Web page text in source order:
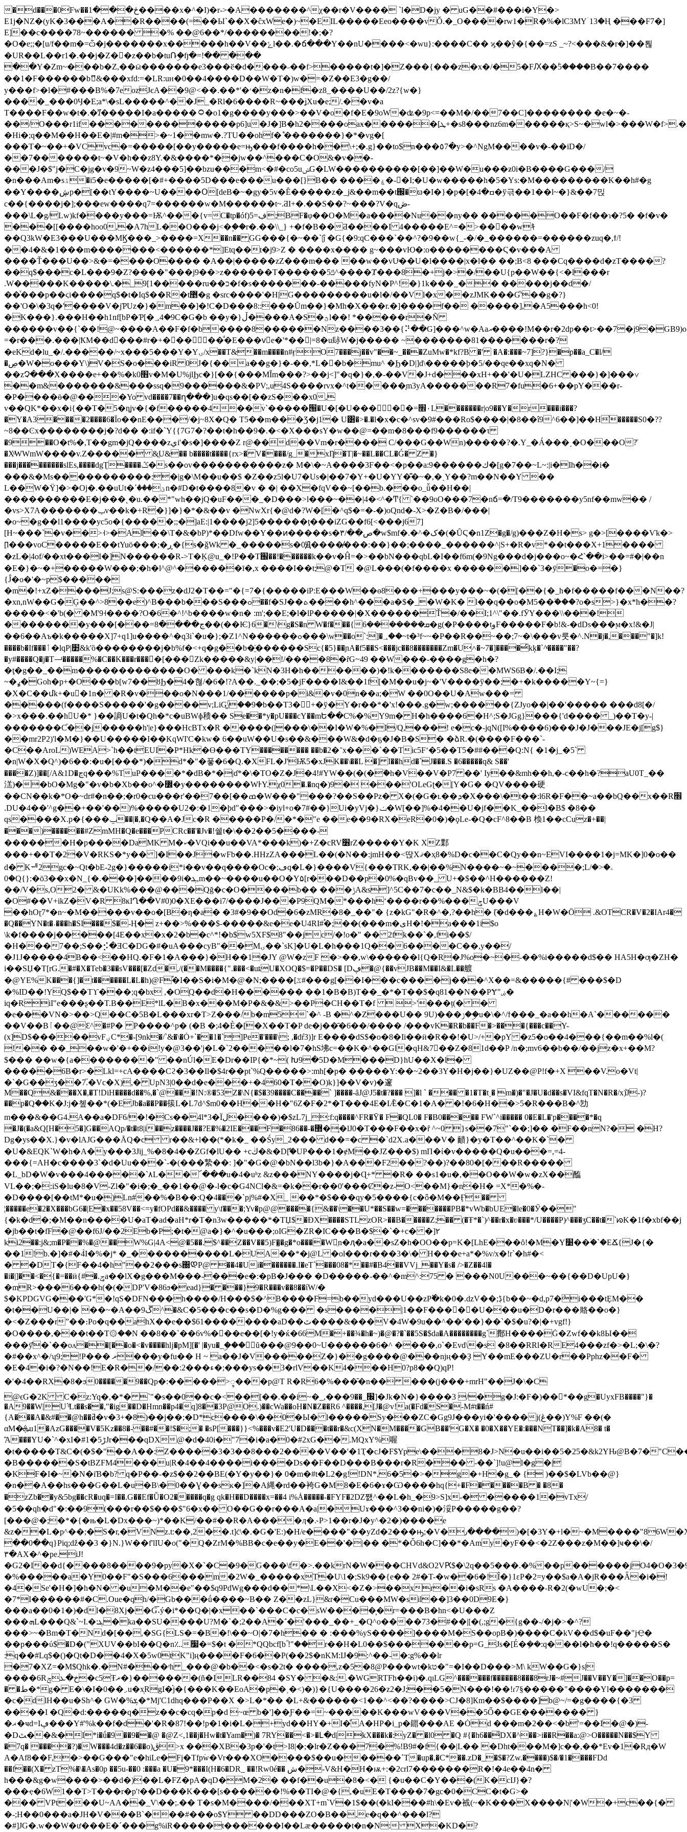
�d���0Fw��څ���1����x�^�I)�r->�A�������^χ��r�V���� `l�D�jy � uG��#���i�Y�>
E1j�NZ�(yK�3���A��R����(=��Ы`��X�ĉxWe�)~�EIL�����Eeo����vǑ.�_O����rw1�R�%�lC3MYۤ13�Ң ���F7�]
E]��c����78~������ �% ��@6��*/��������!�;�?
�Ο�e;;�[u/f��m�=ѽ�j�������x�����h��V��ݻl��.�ճ���Y��nU����<�wu}:����C�� ϗ��ŷ�{��=zS _~?<���&�r�]��퇺
�UR��L��r1�.��j�Z��ّz��b�tuՌۣ�fյ�=!�� ���
��Y�Zm~���b�Z,��ӹ�������e3���ӗ�d����˶��f>�����t�]�Z���{���z�x�/�5�FԔ��ؙ5����B��7����
��1�F������bޭ&���xfd:=�LR:uʜ�0��4����D��W�T�)w�=�Z��E3�g��/
у���f>�l�#���B%�7eozJєA��9@<��.��*'�׳�z�n�f�z8_����U��/2z?{w�}
����_���0Ӌ�E;a*\�sL�����^��J_�Rl�6����R~���ʝXu�e;/.��v�a
T����F��w�t�.�Ꞽ�����I�a�����۝�o1�g����y���>��V�o�f�E�9oW�ʥ�9p<=��M�/�� 7��C]�������� �e�~�-
��/O���r1if�������������p6]u�J�]B�h2����oaӿ������[ܛ+�s8���nz6m������қ>S~�wl�>���W�f>.�n:?
�Hi�;q��M��H��E�|#m�>�~1��mw�.?TU��ohf� ͋�������}�*�vg�[
���T�~��+�VCvc�=�����[��y�����e=ԣ���f����h��\+;�.g}��to$n���٥7�y>�^NgM����v�-��iD�/
��7�������t~�V�h��z8Y.�&����*��jw��^���C�O&�v��-
���J�$"j�C�jg�v�9~W�z4���5]��bzu���m<�#�co5uݭG�LW����������[��]��W�u���ƶ0i�B����G���/
�n���Am�sۮ�i5�e�����[�#+����5D���e���u���[}B�� ����ۼ�-𤊇�I;�U�w�����h�5�Ys:�M���������K��h#�g
��Y����ڜp�[��tҮ����~U����Օ[deB�~�gy�5v�Ȇ�����z�_j&��m��t֌�ϖ�I�}�p�[�ߛ�4�ў귺��1��l~�}&��7믽
c��{����j�];���ew����q7=������w�M������t~.ƋI+�.��S��?~���?V�qڞ-
���\L�g/Lw)kf����y���=Ѭ^���{v=C�tp�óf)ڣ=5;BF�φ��O�M�a����Nu��ny�� �����O��F�f��ɿ�?5� �f�v�
���[[����hoo0,�A7hL��O���j<�۪��r�.��\\_} +�f�B��Ƌ����I 4�����E^=�>��򫽣��wｷ
��Q3kW�E3���U���MϏ���_>����=X��n�� ֻGG���{�~��`|ĵ �G{�9:qC���`��^?�9��w{_-�/�_������=������zuq�,ϯ/!
��4�&�1���m�������<������*]Etq��t�j9>Z � ����x���� g~���vЮ�:o��������Ϛ�v���A
����Ť���U��>&�=����O���� �A��|�����zZ���m��� ��w��vUͦ��U�l����|x�l�� ��;B<8 ���Cq����d�zT����?
��q$���c�L���9�Z?����"���j9��>z������T������5ݿ^����Ⱦ���8�+j�>�/��U{p��W��{<�l���r
.W�����K�����\.�_9[1�����ru��כ�f�s�������-�����fyN�P^!�}1k���_�� �����j��d�/
��ͮ���p��ϛi����q$�t�Iq$��R�t޵�g �src����'�H|G���������u�l�/��Vl�x��zJMK���Ɠ'��g�?}
��'O�\�3q�'����V�jƤUz�}�m��]�!C�D���8::���Ŭm��}�Mh�X���r.�]����f�� �����],�A5���h<0!
�K���}.���Н��h1nf[bP�Ƥ[�؀4�9C�G�b ��y�}ڵ����A�S�ؿl��! *�����r�Ñ
������v��{`��!@~����A��F�f�b����8������Nz����3��{⠝��G]���^w�Aaއ����!M��r�2dp��t>��7�j9�GB9)o�H���q�<�)
=�r���.���|ҞM��d���#r�+�����ͩ�E���vٍe�'*��|=8�u䦊W�j����� ~�������81�������r�?
�eKd�lu_�/.�����/~x���5���Y�Yۍ/x��T&��m����n#ӻO7���j��v"��~_���ZuMw�*kf?B �' �A�:���~7]?}�p��a_C�l/
�ڝ�W�o���Y\)V�S�o���iR 0J�{��a��g�}�-��,*L�񬁱�b�mu^ �Ϧ�D|]d\�����ׇb�5/��qe��xq�N�
��zՉ���X����e+��%�k0׫v�M�U%jlϦc�}[��{���MĬm���?>��j<]"�q�}�,�-��V�J+d���xH+��'�U�LZHC ���}�]���∨
��m&�������&���ssq�9������&�PV;,u4S����rvx�^t�����̖m3yA�������R7�fu�6+��pY���r-
�P����ӫ�@���Yo vd����7��ղ���]u�qs��[��zS���x0,
v��QK*��x�i{��T�5�n͚jv�{�f�����4��ؔv`�����՘�U�[�U���𧼫��=٠׮L�������r|o9��Y�r���i���?
�Y�A3����2����6�Ϊo��nE���/�j~8X�Q� T5��m���Ʒ�j1� U͸�>�.�l�x�c�^sv�9#���Ro$����|�8��î9^6��]��H֨̓�����S0�??
~8��Ͼx��������j�?d�� �:if�`Y{{7G7�?��t�h��9�.�<�X���sY�w��@=��m�8���f9������τ
�9��O�t%�,T��gm�jQ����zيi'�s�]����Z r@��d��Vm�r���� C/���G��Wn)�����?�.Y_�Á���˯�O���Ο?̋
�XͧWWmW����v.Ζ����� &ֱU&�� b����t����{rx>� V����/g_�̱xȠ�T|�~��L��CL�Ǵ� Z �}
���j���������slEs,����dgƮ����ݣ�s��ov���������� �z� M�\�~A����3F��<�p��a:9������ك�[g�7��~L~:|i�Ih��i�
���&�Ms�����������:�|g�\M��u��$ �Z��z5l�U7�Us�|��7�Y+�U�YY�͊�~�,�ˏY��?m��N��Y ��
L��W�Ÿ]�>�Oj�.��uUt�ؾ���ߴn�#D�t����8�v � �| ��X�fqV��~[��b.���o_ǚ��H��|
����������E�j���˛�u.��*"wh��jQ�uF���_�D���>l���~��|4�<^�Ͳ{ `��9oO���7�nճ=�/T9�������y5nf��mw�� /
�vs>X7A�������ݕv��k�+R�}]�}�*�&��v �NwXr{�@d�?W�[�^q$�=�-�)oQnd�-X>�Z�B�/���|
�o~�g��l1����yc5o�{�����;;�]aE:|1����j2]5������ţ���iZG��f6[<���j67]
[H~���`�v��>˧>�AI��\T�&�bP)*��Dfw��Y��ͷ�����s�ص��/۳�w$mf�.�^�ک�(�ȖϚ�n1Z�g�/g)���Z�H�s> g�>[����Ѵk�>
[̑l���voC�����E��tYuӧ���;�ڕ�{s�ǧWk �_�����s�0Ԭ����̸���:��}��;����_������^|S+�R�v*��t���X+1����
�zL�|4of/��xŧ���I�]N������R->T�Ķ@u_�!P��T֌��!������k��v�Ĥ=�>��bN���qbL�I��f6m(�9Ng���d�j���o~�Հ`��i>��=#�|��n
�E�}�~�+�����W���;�h�l^@^������ī�,x ����I��t;@�T �@L���(�f����x ������]��`3�ӯ�o�=�}
{Ĵ�o�'�~p$�����
�m�!+xZ����J;s@S:���z�dJ2�T��="�{=7�{�����iP:E���W��ɵ8���+���y���~�(�[��{�_һ�f�����f���N��?
�xn,nW��G�Ģ��^>8��e)^B���b���S���ߋ��f�SJ��ܬ����h^���a�$�_�W�K� l��q��o�M5��ۧ���?o�s>}�x*h��?
�����<�'b(� �M'9˧����?O�6�^!^b����w�n� :m';��E;�l�lP�����|�X������Ť�/��I;1^\"��.fӮY���\\���!
��������y���[���=ڃ����8��(��Ѥ}6�\g�S�n W�f���{ܩ�������6�g(�P����tوF�����F�b!&-�dDs���ϻ�x!&�J|
��6��Aъ�k�����X]7+q1]u����^�q3i`�u�};�Z1^N������ߋ���\w��o`:]�؀��~t�³f~~�P��R��~��;7~�\���v룻�^.N�j�,���"�]k!
����b�If���ٲ�lqP|׺&k'ȍ��������j�b%f�<+q�g��b�҈������Sc{�5}��ɲA�f5��S<���jc��8�������Zm�U˄�~7�]����ͬkķ�`^ͤ����"��?
�y#����Q�j�T⏗�����%�C��K���r����[���Zk�����&y|��!/����8�ȓG~49 ��W���-����g�h�?
�ţ�g��_��m�������������O� ���k�`kٖN�3H�h������)�!k�������S8e��MWS6B�/.��I;
~�ߩ�Goh�p+�O���b[w7��ȣϦ�4�혆/�6�!?A��._��;�5�jF����I&��1f[�M��u�j~�'V����ў��;�+�k�����Y~{=}
�X�C��մk+�u�1n� �R�v���o�N���1/������p�i&�v�0n��a;�W ��0O��U�Aw���=
�����(f����S�����'�g����v;LiGؐ\͚��9�b��T3�+�ў�Y�r��*�'x!���.g�w;������{ZJyo��|��'����� ���d8[�/
�>x���.��hU�* }��謪U�t�Qh�*c�uBWɸ䅪�� Se��*y�pU���cY��mԵ��C%�%Y9m� H�h����6�H^;S�JGg}���{'d���� _)��T�y-|
�������Ƈ��j�����h'|e}���HcBTx�R �����(|���\��I�W�%�I/Q,���! e�c�-jqN([I%����6)���J�J���JE�j[g$}
��mr2P2)'l�M�}��U�����I��KqWI'C�kw� 6��uW��U�s��&���W&�d�ҕ�J�B�S� �ձR.�(����F���`-
�C��AroL)WEA>`h��tEUI�P*Hk�ϴ���TY�������� ��b�־�2x���`��Tic5Fʻ�5��T5�##���Q:N{ �1�j_�5`
�n|W�X�Q^)�6��:�u�[���*)�d*�"�풓�6�Q.�XFL�J'Ѭ5�xJK��\��L �] I��hd�`J���.S �6�����q& S��'
����Z)]��[/A&1D�ڃq���%TuP����*�dB�*�|ɗ*�\�TO�Z�J�4!#YW��(�(�٘�h�V��V�P7 ��' Iy��&mh��h,�-c��h�?aU0T_��
溔)��bO�Mg�"�v�b�Xb��o^�߼�y��������WͰY.χ0�.�nq�)9� ���'OLeGʈ�[Y�G� �QV����硬
��CN��k�*O�~dr#�n��;�r0�cu���r'��7��[��ߘ�W���"���?��S��Pz� X�(�G�ʟ��ܕ�X���\�t��:l6R�F��~a��b߲Q��x��R׮
.DU�4��'^g��+��'��)%�����U2�:�1�ϸd"���>�iyl+o�7#��}Ui�yVj�}ݖ�W[��]%�4��U�jf��K_��l�B$ �8��
qs����X.p�{���ݐ��|�,�Q��A�Jc�R �����P�/�*�"e ��e��9�RX�eR�0�)�ϙLe-�Q�cF^8��B 㭥1��cCuz�+��|
���)������#ZmMH�Q�e���PCRc��'�Jv�!쉩t�\��2��5����-
������H�p����DaMK M�ކ�VQi��u��VA*���k)�+Z�cRV׶rZ�����Y�K XZ鄴
���+��T�2�V�RKS�*y�� ]�I��J�wFb��.HHzZA���L��(�N��:jmH��<딵Xޤ�ҳ8�%D�c��C�Qy��n~EVI����1�j=MK�]0�o��
d� Kᆒ2gc�~Qt�bE-2g�}�����i*i��v��q����Oc�;ڡq�L�}����V{���TRK,��|��%N����~�~����;Lۦ�<�/
�0Q{}:�ӧ3��x�N_{�.���]����9i�ܔ,m��~����u��O�Y۵[r���D��p�0%�qBv��_ U+�$��^H������Z!
��/V�s,O2� &�UKk%���@���Qğ�c�O����b�� ���ݱA&s]^5C��7�c��_N&$�k�BB4��l��|
�O#��V+ikZ�V�R 8кIՂ��V#0)0�XE���i7/����J���P9QM�*���hʻ����r��%���ݯU���V
��hOɽ7*�n~�M�����v��o�[B�ƞ�a� �3#�9��Od�6�zMR�8�_��"� {z�kG"�R�^�,?��h� (҇�d���؏H�W�Ӧ .&OTCR�V�2�IAr4�
�Q��YN�t�˓���h�SI���$�-Ӊ� z+��>%���$-�����&e�e�U4RI#֠�;��(���m�یH�!�a���1i$o
\k�f����j�����[4E��x�x�2�b�c^*!�b$w5XF$8"��jc/�!o�" �� 2fk��`�,fi��$/
�H���7��;S��⡪�ƎC�DG�#�uA���cyB"��Mۍ��`sK]�U�L�h���1Q��6����C��,y��/
�J1J�����4B��<��HQ.�F�1�A���}�H��1�JY @W�zF �>��,w\������l{Q�R�J%o�~�-��%i�����d$�� HA5H�ƣ�ZH�
i��SЏ�T[rG.�#�X�Teb�3��sV���[�Zd�,/(��M����{".���<�uȶU�XOQ�$=�P��DS� [Dڥ�@{��vJB��M��I&�L��艔
�@YE%K���{]�t������L�L�h)@F֠�I��S�i�M�@�N;����[ػ#���g[��I���c����j���^X��=&�����{# ���$�D
�%ID��!YQ$��Tϒ���;q�bx ,�O֚Q��d�H������ ��1�B�B)T��_�*�T��$�q81��N��PɎ"ۻ�
iq�ɌiI"e���ʂ��T.B��E*lL�B�x���M�P�&�&>��P�CH��T�f  >'���ț(� �
�e���VN�>��>Q��C�5B�L���xr�T>Z���/b�m5`�^ -B �^�Z���U�� 9U)���ݫ��ۣu�\�^/ϯ���_�a��h�A`������
��V��Bٱ��@Ԑ^�#P� P����^р� (�B �;4�Ѐ�[�X��T�P de�j��҄�6��/���� /���vK�R�b��F�>���{���c��Y-
(x]D$�����vFؠC*�-[9nk�/`&�\�Ȯ+`��1�`]Pe�'���\; ,�dŕ3)]r E����dS$�o�8�Ii��ӥ�R��!�U>/+�pY �z5�o��4���{��m��%l�(
!�� ��_��w�'�+��i!y�@3��'j�L�`2�����l�7�hS坲c=��K�^��Gl�qH&7��Z�81d��P /n�;mv6��b��/��jz�x+��M?
$��� ��w�{a��������" ��nÚl�E�Dr��IP{�*~( Խ9�5D�M���D}hU��X�l�
�����6B�r>�Lkl=+cA����Cϩ�3��Il�$4r��pt`%Q�����>:mh[�p� �����Y:��~2��3Y�H�j��}�UZ��@P!f�+X ��V.o�Vt|
�`�G��ʒ��7.֮�Vc�X),� UpN3|0��d�e���+�460�T��O)k}]��V�v)�邃
M��Q&���X�,�T!DiH����d��%,�`@���!N:®�53Z�\N{�$�39����C����` ]����-ȃJ@J5�t�?��� ]�l ` ��� �1�T�t˰� m�)�"�J�U�d��s�VI&fqT�N�R�/x)͛J-)?
��p�Q۠��K�J:j�촆��*(�EJb�a��P��䈐L�L7d^$m0��H��H�"6Z�F�2*�T���4E�IǢ�C�1�A� �!�6�H��>5�R���B�^㔕
m���&��G4.A��a�DF6/�!�Cs��4l*3�Ïل����)�$zL7j_:f:q����^FR�Ȳ� F�QL0� F�B0����� FW`^i����� 0�E�L�'p����*�q
�J�(�a&Q[H�5�]G��AQp/�t�t8|i��z����J��?E�%�2IE���F�86��-�޽�֛�lJ0�T���F��x�ȓ ^~0 }s��7"`��;]�� �F��nN?� �H?
Dg�ys��X.}�v�lAJG���ĀQ�c r��&+l��(*�k�_ ��Śy_2��� d��=�c �`d2X.a���V� 靧}� y�T��^��K�`�
�U�&EQK`W�h�A�y���3Jij_%�8�4��ZGf�lU�� +cڬ�&�Dް[�UP���1�ɇM��JZ���$) mП�ί�v�����Q�u���=,=4-
���{=AH�c����3`�d�Uu���`-�(���縶��: ]�"�G�@�bN��l3b�}�A���F2��?��)?��80�[���R�����
�L_bD�W�v���4�����`٨L��՜���u�4�uʰz &z���NY����j�Ɋ+* �R� ��s1�u�,��O��W�w�zX��醢
VL��;�:iS�lu�8�V-Zl�"�i�;�_��1��@�-l�c�G4NCl�&=�k��r��0'���Ȼ�z-O<��M}�n�H� =X*�%�-
�D����[��tM*�u�)Ln#��%�B��:Q�؜��4�`pj%#�X_ ��*�$���qy�5����{c�ȫ�M��Ӻ��
¦�����e�2�X���bG6�|E�x��58V��<=y�fOPd��&���� y\f���;Yv�p@@����{&��\��U*��S��w=�������PB�*vWb�bUE�le�0�Ӳ��"
{�k�d�;�M��n����U�aT�ad�aH*r�T�n3w�����*�TЏ$�ƉX����STLzOR>��B�����Z;�� (�Ŧ*�`)^��r�x�ʋ���*/U����P)^���ʒC��t�`ᘗK�1f�xbf��j
�jb��t�fF�@��f6J/��2Eb�P;�t�@a�}�^�u���;oIG�ZR�IC���B�$�`�+c� �]٢
ki2��:j&;m�P��%�@��W%G|4A<@�5��.$^��Z��V��5)F�̺�g�*o����W򕷊̤n�ԯ�a��sZ�h�OO��p=K�[LhE���ȏ!�M�Y׹��۠�`�EՃ{J�{�
��1!b.�]�#�4̀I�%�j* �_����������L�UA��*�j@L �ol���r���3�\� H���e+a*�%v/x�!r`�h#�<
� �DT�{F��4�h"��2���s΀ᲓP@ ��4�Ui�������.I�eT`���08�*��#�B4��VVj_��Y�s� />�Z��4l�
�i�|]��<�{�=��ӥ{#�.ݯa��lX�g���M���-���e�:�pB�J��� �D�����-��^�m^:75 � ���N0U���~��{��D�UpU�}
�mR>���6���h(�(�DP'V�86ϧ�ead}� ���}9�R���v��8��ίW/�
$�KPDGVG���'G*�!qS�DFN���h����/H���$�^B����F=b��yd���U��zP߬�k�0�.ǳV��;ڋ{b��~�d,p7�ܶi���tȨM��
�t��U��|� ��~�A��9ڱ^�&C�5���c��s�D�%g��� �s����|1��F�����U���u�D�r���賂��o�}
�<�Z���rˮ��։Po�q��ahX��е��$61��������aD��ٿ����&���V�4W�9u��^��ʹ��}��`�$�u?�|�+vgf!}
�O����,���t��Ƭ۞��N ��8��`��6v%���e��[�!y�ќ�66M�+��¾�h�~)�@�?�`��5S�$da�A��������g`鄪H����Ġ�Zwf��k8Ы��
���ӯ͊�`��oʌ��[��o�<�v����hǉ�pM][�' |�yu�_ۣ��� ۣȗ���@9��0~U������6�^ ����,o`�Evd\�s �8��RRl�RE4���zf�>�L;�\�?
�#��x^�/ʮ9;!Ҏ��� ޜ���y�fu�� H ~ a��J�V�����Z�}��g����@���ǌң��Ҙ Y��mE���ZU�r��Pphz��F�
�Е�4�i�?�N��!E�R��/��:2���ء�;���ys��3�rlV��K4���H0?p8��Q)qP!
�'�4��RX�8�ϧ0�����9��Qp�:�����>᭬���p@T R�R6�%���̆�n�� ���(j���+mrH"��J�\�C
@ϵG�2K C�z:Yq�,�*� `"�s��0��c�<��[��.��i~�_,���׬_��9]�Jk�N�}����3 /�g�J:�F�)��򉤄*��g�UyxFB����"}�
�A9��W|U`ͩLt��s��,"�ig��D�Hmn��p4�q]8��3P@O.)��cWa��oH�N�Z��R6 ^����,[J�@v!a(�Fd�S�-M#t��ń#
{A���A�&#��@h��ߥ�v�3+�8)��j��;�D*c����\��0�Ы� l�����Sy���ZC�Gg9J���yi�'����j(ڠ��)Y%F ��(�
αM�ܞu1�AzG����V�5Kz��8�-��#��!$�;� �sP[���}}<%���v�E2'U�D���t��r�&c(XN�M����GB��'G�X� �0�X��YE�:���NT��]�k�A8� t�
Ἂ���YU�`^�xI�#ڑ5�1Jr���qDX@�d�40i�"7�i�a�0�#2xG��.MQxY%喔
�t�����T&C�(�$�"��A��:Z�����3�3��8���2����V��'�1Ҭ�cJ�F$Ype\���8�J>N�u��i��5�25�&k2YԊ@B�7�
�B������S�tBZFM4���u|R�4��4����i����Ds��F��D���B���r�R��� -��`]!u@l�g�|
�KF�I�~�N�iƁ�b? q�P��-�z$��2��BE(�Y�y��}� 0�m�#t�L2�g!!DN*,6�5�>�g�+H�g_� { )��$�LVb��@}
�n��A��hs���G��L�u�B\�0��Ɣ��sĸ�]�A縄�rd��袴G�M8�E�6�ɤ�Ѡ����hq{+�F�����B � �8�
�zZb��y&5bg��cR�uq�=I��.G��Ef�Ǚ�O2�����q�g qk�H��D����x=��4 i%Ȧ�����-�FYF�2Ǳ쨼^��L�h_�9>S]x-� �����1�vTx/
�5��qh�d"�:��9(���r��$���$"6�x�� O��G��r���A�a|�Uɤ���^3��ni�)�浽P�����g��?
[���@�;�*�{�њ�L�Dx���~)*��K/��#��R�A����ӆ�.˞P>1��r�J�y^�2�)����e
&z��L�p^��;�S�r,�VNz.t:��,2��.t]ċ\�.�G�'E:)�H/e����"��yZd�2���ԣ;�V�٫����)�[�3Y�+l�~�M����"86W�X`9�Afy4S�(K������x�s_�.����3�^'�����o��w6��j�['V�ݩ�,�0�~]V}w6����8�`�H�N����ը�
��0��q}Piq;ǆ��3 �}N.}W��f'lIU�o("�Q�ZrM�%BB�c�e��y�E��'�|�� �*�Ȱ6h�C]��*�Amy�yF��<�2Z���z�M��]ҹ��\�/
٣�AX�^�pe.iJ!
�G2�I��d{����8����9�py�X�`�C�9�G���\f�>.��krN�W���CHVd&O2VԖ$�\2q��5���.�%��p
�%�����a�Y0��F"�S���6���m�2W�_�����xT�U\1�;Sk9��{e�� 2#�T-�w��6�!Î�}1ɛP�2=y��$a�A�jR���Ǟ�i�!
�4�Se'�H�]�h�N� �u�M��e"��$q9PdWg���d��*\L��X<�Z�>��xr��i�sRs �A����-R�2(�wU�;�<
�7*I������#�C.Oue�qh/�Gb���ǘ����~B�� Z��zL}&r�Cu���MW�sil��]3��0D9E�}
���a��0�1�)�dl�8Xj��G͝˔ý�i*��Q�|�x��`���C�c�sW����̹�r=���B�hn<�U���Z
���ܗL���Q&`~I.�:ܔ�ka��SU����U?M�`�;2��A�΅�'���_��+_�Q^o����73�#��|[�(,;g�{g��-/�j�>�^?
���>~�Bm�T�Nd�[��,�SG{LS�=�B�!\��~O|�7�h�� � :���%yS����]����M�S��opB�)����C�kV��d$�uF��"jҾ�
��p���ύ$�D�("ХUV��bI��Q�n؊׷�=$�t �*QQbcf[bؓ !"��r��H�L0��$�������p=G_Js�[É�݀��:q���l�ћ��!q�����S�
:q��#Lq$�()�Qt�D��4�X�5w0tK"i]ң����F�6��P(��2$�nKM:IJ�9:^��-�:g%��lr
�7�XZ=�M$Qhk�.�N#���ʳh _���@�b��<�s�2t� ����,z�5�8@P���wt�kט�"=�I��D���>M\ kW��G�}s|
����6Rخ�ܥݼ�c5Ŧޜ�}������(ñ�ILR��84 �SY� �&:.�WGRTFh��i)�.qıLG^������f������8���8rJ�~#J��V��Y�]��O��p=
� �ط�*g� E�\�I�0��܇u�x̩RgI�֗j�{���K��EoA�p�˱�<)�)}�{U����26�z2�J;��5�Ν���!��!ɾ7§�����"����Yl�������
�c�dlH��u�Sh^� GW�%ܮ�*Mj'C1dhq���P��X �>L�*�� �L+&������<1��^<��?����>CJ�8 ]Кm��$����]b@~/=�g����{�3
����I �Q�d:�����q�z��c�cq�p�d ~œ b�']��Ƒ��=~�����K���wV���V��5Ő��GE������� }
�ޣ�ҹd=Iڥ���Y#'%k��f�d�'�R�87!��!p�1�i�L�+yd��HY�+I�ͧA�HP�i_p�䥄 ���AE �Ȯd ���m�2��<�b'=��I�@�)-
�Dﭣ��&�I*i�ǘ�9��9��@ �@Z<,1��j�Hw�t�Yam�)� 7RY��<�>�Լ�d|kX���k�:yZ� �l0 �Q #{�h6��̎DX�^��>i��R��a:@>O�����N��$Y
�7q� ����?)�W���4d�z��6��o)ڨ>x ���XB�3p�'�t>I8|�;�lr�Z���7�%!B9#�f{��|L�� �Dht���M�]c��,��*Ev�1�Rд�W
A�Af8��F,�>��G���"e�hiLe�Fį�Tfp߭w�Vr���XO����$��u�����ߴT�up�,�C*��.zD�_�$�?Zw.����)$�/�1����FDd
��f��(X� zT%�\�As�0p ��5u-��0 :���a �U�9*���I(H�6�DR_ ��!Rw0é�� ش�-V&H�H�ѭ+:�2crl7�������R�!�4e��4n�
һ���&g�w����>��d�)��L�FZ�pA�qD�M�2� ��f��u�8�<� {�u��C�Y���(K�cIJ}�?
���ҿ�6Ԝ1��T>T���r�p'ז��D���­K���[s������!%��TI�@�{,�uE�T����7�gc�0�CC�t�G>�
��� VPt���U~AA��_V\��;.�� T�s�M����/���XT+m`V�1$��(�kI���#h\�Ev�䘬(~�K���X����N|'�W�+c��{�
�-;H��0���a�JH�V���B`���#���o$Y ��DD���ZO�B��,e�q��^���l?
�#]JG�.w��W�ư���E�ˊ���g%iR�����t������I��Læ�����t�n�N: X�KD�?